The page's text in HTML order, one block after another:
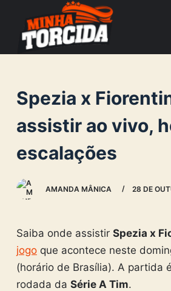
o
o
n
e
Spezia x
assistir ao vivo,
escalações
AMANDA MÂNICA 28 DE
Saiba onde assistir Spezia x
jogoque acontece neste
(horário de Brasília). A partida
rodada da Série A Tim.